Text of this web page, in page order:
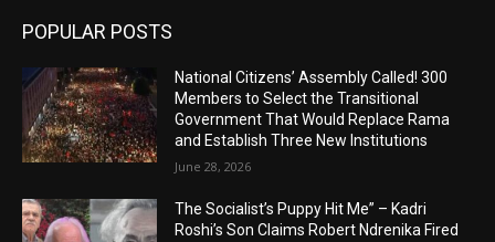
POPULAR POSTS
National Citizens’ Assembly Called! 300
Members to Select the Transitional
Government That Would Replace Rama
and Establish Three New Institutions
June 28, 2026
The Socialist’s Puppy Hit Me” – Kadri
Roshi’s Son Claims Robert Ndrenika Fired